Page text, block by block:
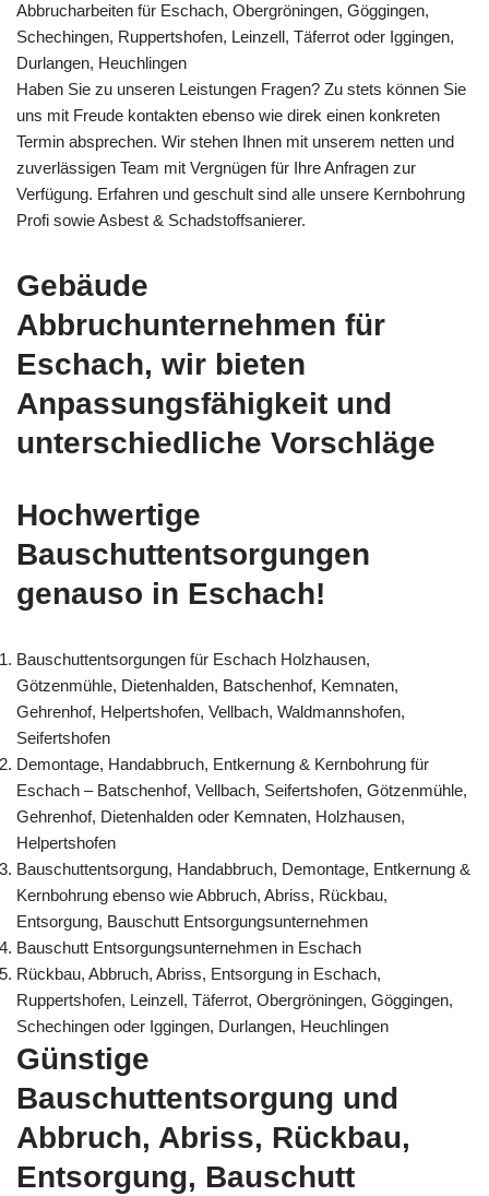
Abbrucharbeiten für Eschach, Obergröningen, Göggingen,
Schechingen, Ruppertshofen, Leinzell, Täferrot oder Iggingen,
Durlangen, Heuchlingen
Haben Sie zu unseren Leistungen Fragen? Zu stets können Sie
uns mit Freude kontakten ebenso wie direk einen konkreten
Termin absprechen. Wir stehen Ihnen mit unserem netten und
zuverlässigen Team mit Vergnügen für Ihre Anfragen zur
Verfügung. Erfahren und geschult sind alle unsere Kernbohrung
Profi sowie Asbest & Schadstoffsanierer.
Gebäude
Abbruchunternehmen für
Eschach, wir bieten
Anpassungsfähigkeit und
unterschiedliche Vorschläge
Hochwertige
Bauschuttentsorgungen
genauso in Eschach!
Bauschuttentsorgungen für Eschach Holzhausen,
Götzenmühle, Dietenhalden, Batschenhof, Kemnaten,
Gehrenhof, Helpertshofen, Vellbach, Waldmannshofen,
Seifertshofen
Demontage, Handabbruch, Entkernung & Kernbohrung für
Eschach – Batschenhof, Vellbach, Seifertshofen, Götzenmühle,
Gehrenhof, Dietenhalden oder Kemnaten, Holzhausen,
Helpertshofen
Bauschuttentsorgung, Handabbruch, Demontage, Entkernung &
Kernbohrung ebenso wie Abbruch, Abriss, Rückbau,
Entsorgung, Bauschutt Entsorgungsunternehmen
Bauschutt Entsorgungsunternehmen in Eschach
Rückbau, Abbruch, Abriss, Entsorgung in Eschach,
Ruppertshofen, Leinzell, Täferrot, Obergröningen, Göggingen,
Schechingen oder Iggingen, Durlangen, Heuchlingen
Günstige
Bauschuttentsorgung und
Abbruch, Abriss, Rückbau,
Entsorgung, Bauschutt